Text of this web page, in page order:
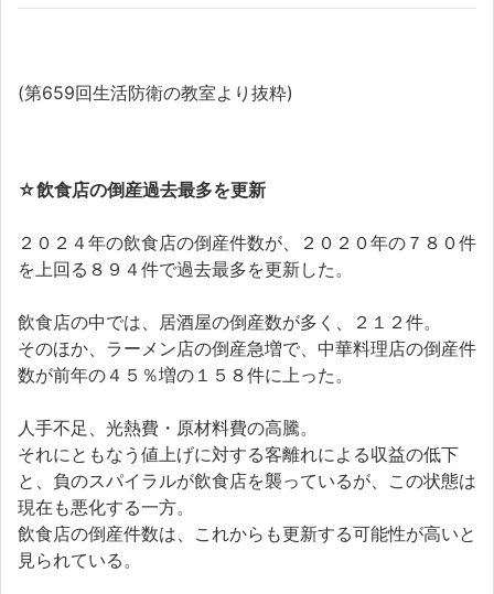
(第659回生活防衛の教室より抜粋)
☆飲食店の倒産過去最多を更新
２０２４年の飲食店の倒産件数が、２０２０年の７８０件
を上回る８９４件で過去最多を更新した。
飲食店の中では、居酒屋の倒産数が多く、２１２件。
そのほか、ラーメン店の倒産急増で、中華料理店の倒産件
数が前年の４５％増の１５８件に上った。
人手不足、光熱費・原材料費の高騰。
それにともなう値上げに対する客離れによる収益の低下
と、負のスパイラルが飲食店を襲っているが、この状態は
現在も悪化する一方。
飲食店の倒産件数は、これからも更新する可能性が高いと
見られている。